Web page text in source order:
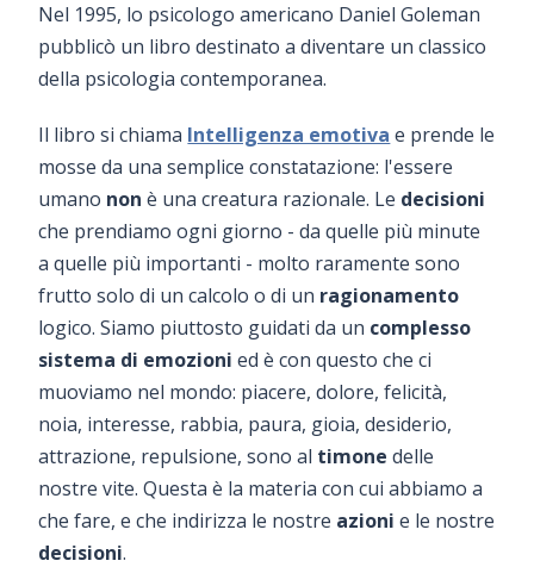
Nel 1995, lo psicologo americano Daniel Goleman
pubblicò un libro destinato a diventare un classico
della psicologia contemporanea.
Il libro si chiama Intelligenza emotiva e prende le
mosse da una semplice constatazione: l'essere
umano non è una creatura razionale. Le decisioni
che prendiamo ogni giorno - da quelle più minute
a quelle più importanti - molto raramente sono
frutto solo di un calcolo o di un ragionamento
logico. Siamo piuttosto guidati da un complesso
sistema di emozioni ed è con questo che ci
muoviamo nel mondo: piacere, dolore, felicità,
noia, interesse, rabbia, paura, gioia, desiderio,
attrazione, repulsione, sono al timone delle
nostre vite. Questa è la materia con cui abbiamo a
che fare, e che indirizza le nostre azioni e le nostre
decisioni.